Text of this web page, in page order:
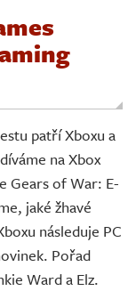
patří Xboxu a
na Xbox
Gears of War: E-
jaké žhavé
následuje PC
Pořad
Ward a Elz.